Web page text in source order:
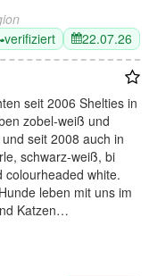
verifiziert
22.07.26
seit 2006 Shelties in
zobel-weiß und
seit 2008 auch in
schwarz-weiß, bi
colourheaded white.
leben mit uns im
Katzen…